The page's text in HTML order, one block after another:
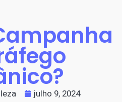
julho 9, 2024